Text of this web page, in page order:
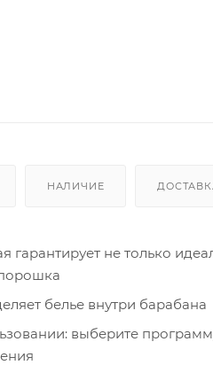
НАЛИЧИЕ
гарантирует не только
белье внутри барабана
выберите